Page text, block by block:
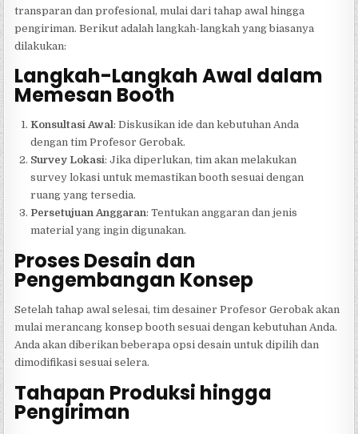
transparan dan profesional, mulai dari tahap awal hingga
pengiriman. Berikut adalah langkah-langkah yang biasanya
dilakukan:
Langkah-Langkah Awal dalam
Memesan Booth
Konsultasi Awal: Diskusikan ide dan kebutuhan Anda
dengan tim Profesor Gerobak.
Survey Lokasi: Jika diperlukan, tim akan melakukan
survey lokasi untuk memastikan booth sesuai dengan
ruang yang tersedia.
Persetujuan Anggaran: Tentukan anggaran dan jenis
material yang ingin digunakan.
Proses Desain dan
Pengembangan Konsep
Setelah tahap awal selesai, tim desainer Profesor Gerobak akan
mulai merancang konsep booth sesuai dengan kebutuhan Anda.
Anda akan diberikan beberapa opsi desain untuk dipilih dan
dimodifikasi sesuai selera.
Tahapan Produksi hingga
Pengiriman